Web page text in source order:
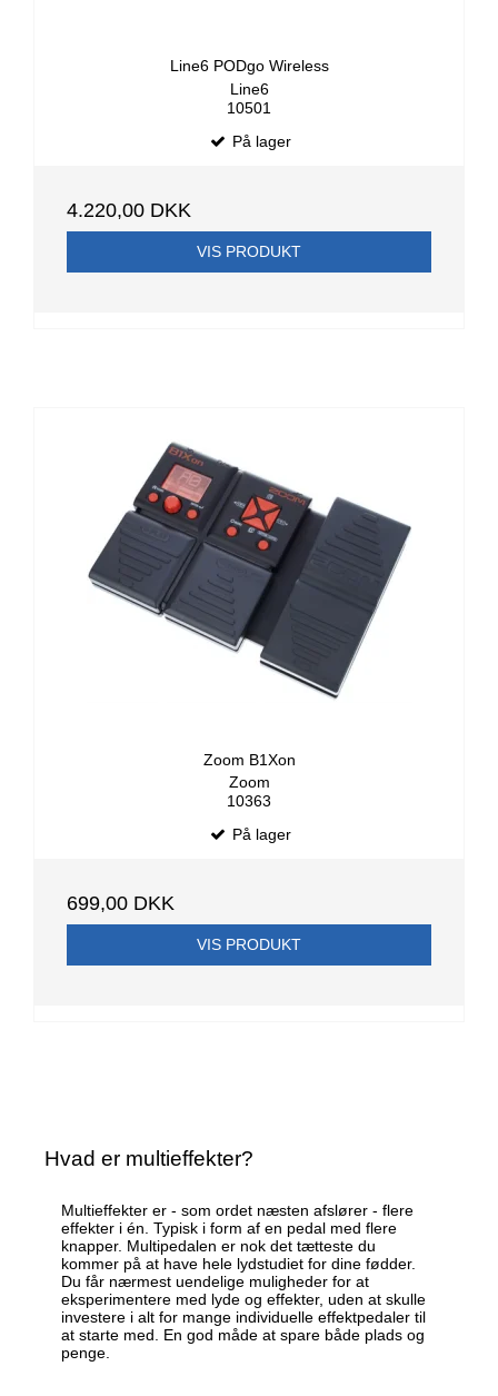
Line6 PODgo Wireless
Line6
10501
På lager
4.220,00 DKK
VIS PRODUKT
Zoom B1Xon
Zoom
10363
På lager
699,00 DKK
VIS PRODUKT
Hvad er multieffekter?
Multieffekter er - som ordet næsten afslører - flere
effekter i én. Typisk i form af en pedal med flere
knapper. Multipedalen er nok det tætteste du
kommer på at have hele lydstudiet for dine fødder.
Du får nærmest uendelige muligheder for at
eksperimentere med lyde og effekter, uden at skulle
investere i alt for mange individuelle effektpedaler til
at starte med. En god måde at spare både plads og
penge.